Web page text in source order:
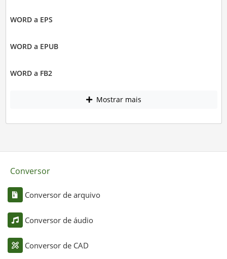
WORD a EPS
WORD a EPUB
WORD a FB2
Mostrar mais
Conversor
Conversor de arquivo
Conversor de áudio
Conversor de CAD